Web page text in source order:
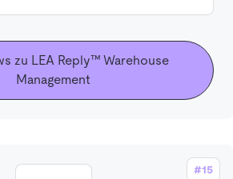
zu LEA Reply™ Warehouse
Management
#15